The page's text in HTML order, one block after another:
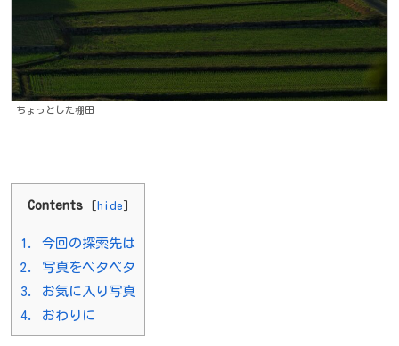
ちょっとした棚田
Contents [ hide ]
1.
今回の探索先は
2.
写真をペタペタ
3.
お気に入り写真
4.
おわりに